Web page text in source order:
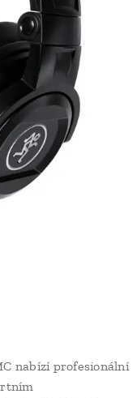
nabízí profesionální